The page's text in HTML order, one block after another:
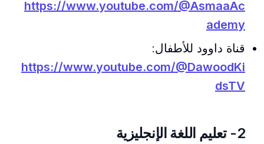
https://www.youtube.com/@AsmaaAc
ademy
قناة داوود للأطفال:
https://www.youtube.com/@DawoodKi
dsTV
2- تعليم اللغة الإنجليزية